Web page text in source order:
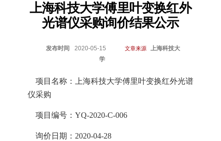
上海科技大学傅里叶变换红外
光谱仪采购询价结果公示
发布时间 2020-05-15 文章来源
上海科技大
学
项目名称：上海科技大学傅里叶变换红外光谱
仪采购
项目编号： YQ-2020-C-006
询价日期： 2020-04-28